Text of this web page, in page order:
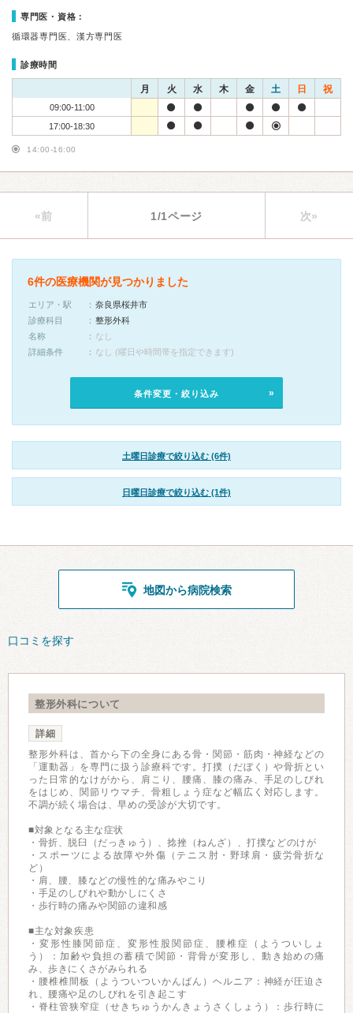
専門医・資格：
循環器専門医、漢方専門医
診療時間
月 火 水 木 金 土 日 祝
09:00-11:00
17:00-18:30
14:00-16:00
«前 1/1ページ 次»
6件の医療機関が見つかりました
エリア・駅
奈良県桜井市
診療科目
整形外科
名称
なし
詳細条件
なし (曜日や時間帯を指定できます)
条件変更・絞り込み
土曜日診療で絞り込む (6件)
日曜日診療で絞り込む (1件)
地図から病院検索
口コミを探す
整形外科について
詳細
整形外科は、首から下の全身にある骨・関節・筋肉・神経などの
「運動器」を専門に扱う診療科です。打撲（だぼく）や骨折とい
った日常的なけがから、肩こり、腰痛、膝の痛み、手足のしびれ
をはじめ、関節リウマチ、骨粗しょう症など幅広く対応します。
不調が続く場合は、早めの受診が大切です。
■対象となる主な症状
・骨折、脱臼（だっきゅう）、捻挫（ねんざ）、打撲などのけが
・スポーツによる故障や外傷（テニス肘・野球肩・疲労骨折な
ど）
・肩、腰、膝などの慢性的な痛みやこり
・手足のしびれや動かしにくさ
・歩行時の痛みや関節の違和感
■主な対象疾患
・変形性膝関節症、変形性股関節症、腰椎症（ようついしょ
う）：加齢や負担の蓄積で関節・背骨が変形し、動き始めの痛
み、歩きにくさがみられる
・腰椎椎間板（ようついついかんばん）ヘルニア：神経が圧迫さ
れ、腰痛や足のしびれを引き起こす
・脊柱管狭窄症（せきちゅうかんきょうさくしょう）：歩行時に